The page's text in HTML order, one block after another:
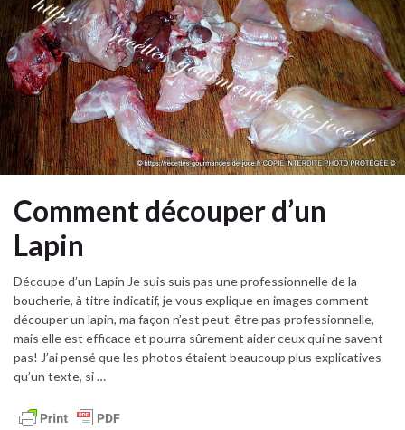
Comment découper d’un
Lapin
Découpe d’un Lapin Je suis suis pas une professionnelle de la
boucherie, à titre indicatif, je vous explique en images comment
découper un lapin, ma façon n’est peut-être pas professionnelle,
mais elle est efficace et pourra sûrement aider ceux qui ne savent
pas! J’ai pensé que les photos étaient beaucoup plus explicatives
qu’un texte, si …